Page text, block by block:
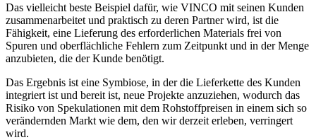
Das vielleicht beste Beispiel dafür, wie VINCO mit seinen Kunden
zusammenarbeitet und praktisch zu deren Partner wird, ist die
Fähigkeit, eine Lieferung des erforderlichen Materials frei von
Spuren und oberflächliche Fehlern zum Zeitpunkt und in der Menge
anzubieten, die der Kunde benötigt.
Das Ergebnis ist eine Symbiose, in der die Lieferkette des Kunden
integriert ist und bereit ist, neue Projekte anzuziehen, wodurch das
Risiko von Spekulationen mit dem Rohstoffpreisen in einem sich so
verändernden Markt wie dem, den wir derzeit erleben, verringert
wird.